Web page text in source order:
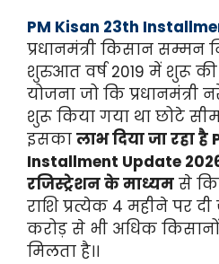
PM Kisan 23th
प्रधानमंत्री किसान सम्मन
शुरुआत वर्ष 2019 में शुरू
योजना जो कि प्रधानमंत्री
शुरू किया गया था छोटे
इसका लाभ दिया जा रहा है
Installment Update
रजिस्ट्रेशन के माध्यम से
राशि प्रत्येक 4 महीने पर
करोड़ से भी अधिक
मिलता है।।